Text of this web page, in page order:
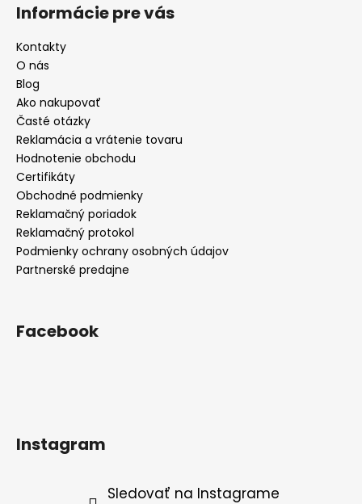
Informácie pre vás
Kontakty
O nás
Blog
Ako nakupovať
Časté otázky
Reklamácia a vrátenie tovaru
Hodnotenie obchodu
Certifikáty
Obchodné podmienky
Reklamačný poriadok
Reklamačný protokol
Podmienky ochrany osobných údajov
Partnerské predajne
Facebook
Instagram
Sledovať na Instagrame